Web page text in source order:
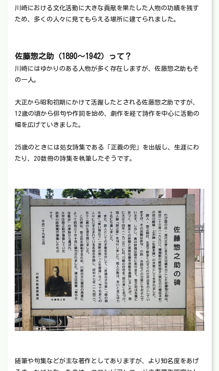
川崎における文化活動に大きな貢献を果たした人物の功績を残す
ため、多くの人々に見てもらえる場所に建てられました。
佐藤惣之助（1890〜1942）って？
川崎にはゆかりのある人物が多く存在しますが、佐藤惣之助もそ
の一人。
大正から昭和初期にかけて活躍したとされる佐藤惣之助ですが、
12歳の頃から俳句や作詞を始め、劇作を経て詩作を中心に活動の
幅を広げていきました。
25歳のときには処女詩集である「正義の兜」を出版し、生涯にわ
たり、20数冊の詩集を執筆したそうです。
随筆や句集などが主な著作としてありますが、より知名度をあげ